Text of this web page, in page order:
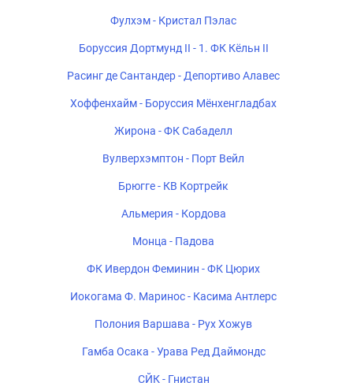
Фулхэм - Кристал Пэлас
Боруссия Дортмунд II - 1. ФК Кёльн II
Расинг де Сантандер - Депортиво Алавес
Хоффенхайм - Боруссия Мёнхенгладбах
Жирона - ФК Сабаделл
Вулверхэмптон - Порт Вейл
Брюгге - КВ Кортрейк
Альмерия - Кордова
Монца - Падова
ФК Ивердон Феминин - ФК Цюрих
Иокогама Ф. Маринос - Касима Антлерс
Полония Варшава - Рух Хожув
Гамба Осака - Урава Ред Даймондс
СЙК - Гнистан